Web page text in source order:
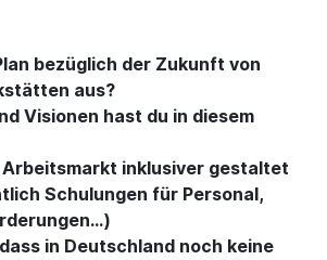
bezüglich der Zukunft von
aus?
Visionen hast du in diesem
inklusiver gestaltet
Schulungen für Personal,
in Deutschland noch keine